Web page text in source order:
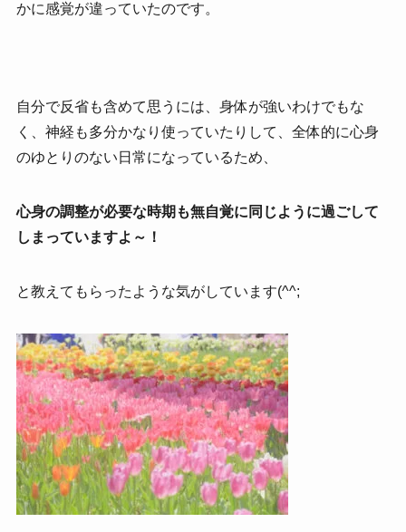
かに感覚が違っていたのです。
自分で反省も含めて思うには、身体が強いわけでもな
く、神経も多分かなり使っていたりして、全体的に心身
のゆとりのない日常になっているため、
心身の調整が必要な時期も無自覚に同じように過ごして
しまっていますよ～！
と教えてもらったような気がしています(^^;